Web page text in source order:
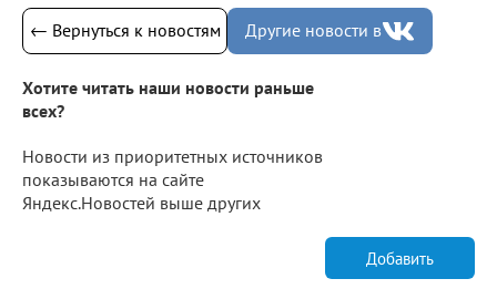
← Вернуться к новостям Другие новости в
Хотите читать наши новости раньше
всех?
Новости из приоритетных источников
показываются на сайте
Яндекс.Новостей выше других
Добавить